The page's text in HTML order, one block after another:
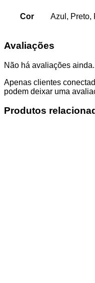
Cor Azul, Preto,
Avaliações
Não há avaliações ainda.
Apenas clientes
podem deixar uma
Produtos